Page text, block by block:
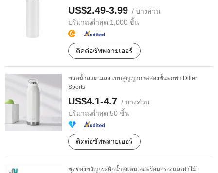
US$2.49-3.99 / บางส่วน
ปริมาณต่ำสุด:1,000 ชิ้น
ติดต่อซัพพลายเออร์
ขวดน้ำสแตนเลสแบบสูญญากาศสองชั้นพกพา Diller
Sports
US$4.1-4.7 / บางส่วน
ปริมาณต่ำสุด:50 ชิ้น
ติดต่อซัพพลายเออร์
ชุดของขวัญกระติกน้ำสแตนเลสพร้อมกรองและฝาไม้